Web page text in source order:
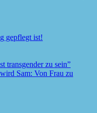
gepflegt ist!
transgender zu sein”
Sam: Von Frau zu